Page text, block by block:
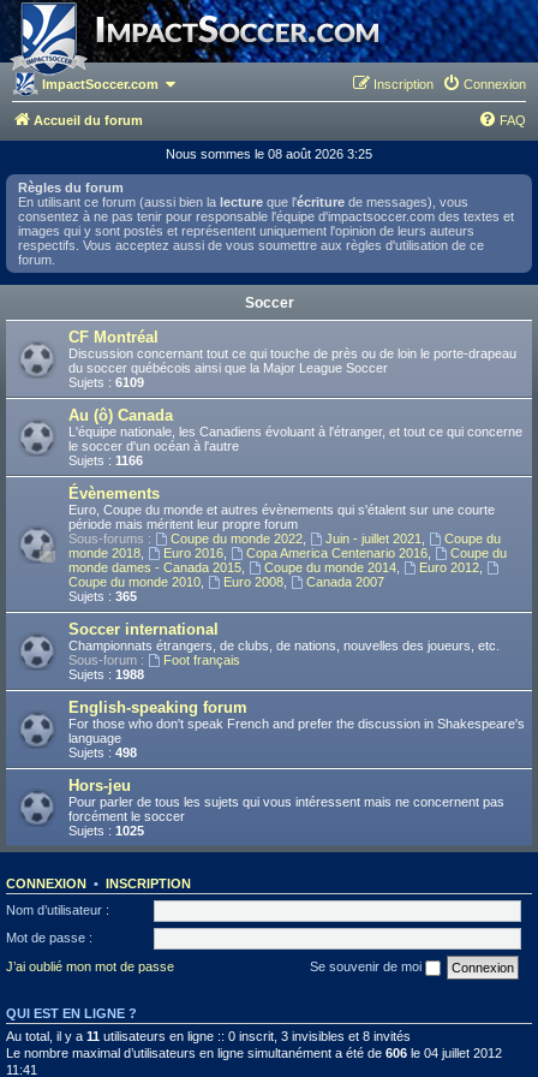
ImpactSoccer.com Connexion
Inscription
Accueil du forum FAQ
Nous sommes le 08 août 2026 3:25
Règles du forum
En utilisant ce forum (aussi bien la lecture que l'écriture de messages), vous
consentez à ne pas tenir pour responsable l'équipe d'impactsoccer.com des textes et
images qui y sont postés et représentent uniquement l'opinion de leurs auteurs
respectifs. Vous acceptez aussi de vous soumettre aux règles d'utilisation de ce
forum.
Soccer
CF Montréal
Discussion concernant tout ce qui touche de près ou de loin le porte-drapeau
du soccer québécois ainsi que la Major League Soccer
Sujets : 6109
Au (ô) Canada
L'équipe nationale, les Canadiens évoluant à l'étranger, et tout ce qui concerne
le soccer d'un océan à l'autre
Sujets : 1166
Évènements
Euro, Coupe du monde et autres évènements qui s'étalent sur une courte
période mais méritent leur propre forum
Sous-forums :
Coupe du monde 2022, Juin - juillet 2021
Coupe du
monde 2018
Euro 2016, Copa America Centenario 2016,
Coupe du
monde dames - Canada 2015
Coupe du monde 2014, Euro 2012,
Coupe du monde 2010
Euro 2008,
Canada 2007
Sujets : 365
Soccer international
Championnats étrangers, de clubs, de nations, nouvelles des joueurs, etc.
Sous-forum :
Foot français
Sujets : 1988
English-speaking forum
For those who don't speak French and prefer the discussion in Shakespeare's
language
Sujets : 498
Hors-jeu
Pour parler de tous les sujets qui vous intéressent mais ne concernent pas
forcément le soccer
Sujets : 1025
CONNEXION • INSCRIPTION
Nom d’utilisateur :
Mot de passe :
J’ai oublié mon mot de passe
Se souvenir de moi
QUI EST EN LIGNE ?
Au total, il y a 11 utilisateurs en ligne :: 0 inscrit, 3 invisibles et 8 invités
Le nombre maximal d’utilisateurs en ligne simultanément a été de 606 le 04 juillet 2012
11:41